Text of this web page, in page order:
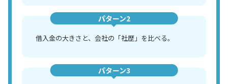
パターン2
借入金の大きさと、会社の「社歴」を比べる。
パターン3